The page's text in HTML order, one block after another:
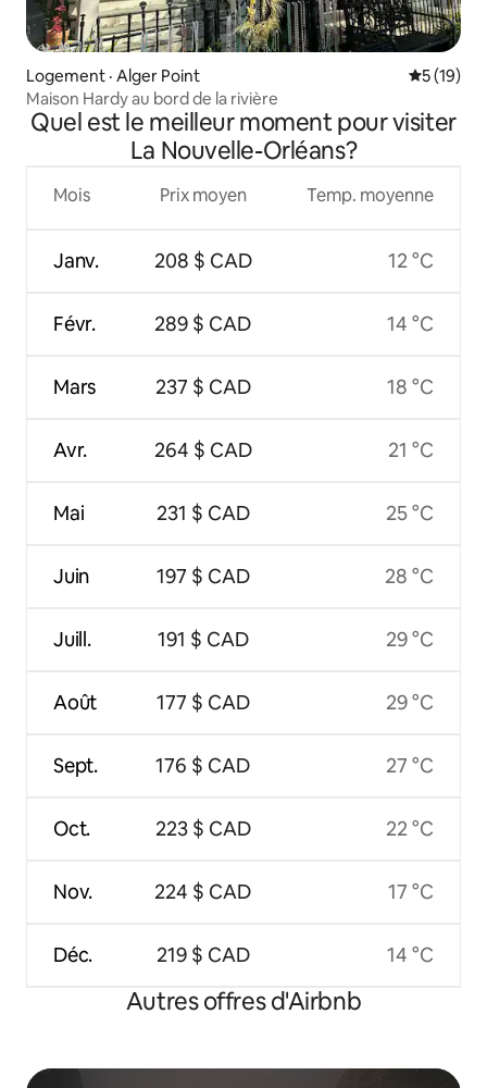
Logement · Alger Point Note
5 (19)
Maison Hardy au bord de la rivière
Quel est le meilleur moment pour visiter
La Nouvelle-Orléans?
Mois
Janv.
Févr.
Mars
Avr.
Mai
Juin
Juill.
Août
Sept.
Oct.
Nov.
Déc.
Prix moyen
208 $ CAD
289 $ CAD
237 $ CAD
264 $ CAD
231 $ CAD
197 $ CAD
191 $ CAD
177 $ CAD
176 $ CAD
223 $ CAD
224 $ CAD
219 $ CAD
Temp. moyenne
12 °C
14 °C
18 °C
21 °C
25 °C
28 °C
29 °C
29 °C
27 °C
22 °C
17 °C
14 °C
Autres offres d'Airbnb